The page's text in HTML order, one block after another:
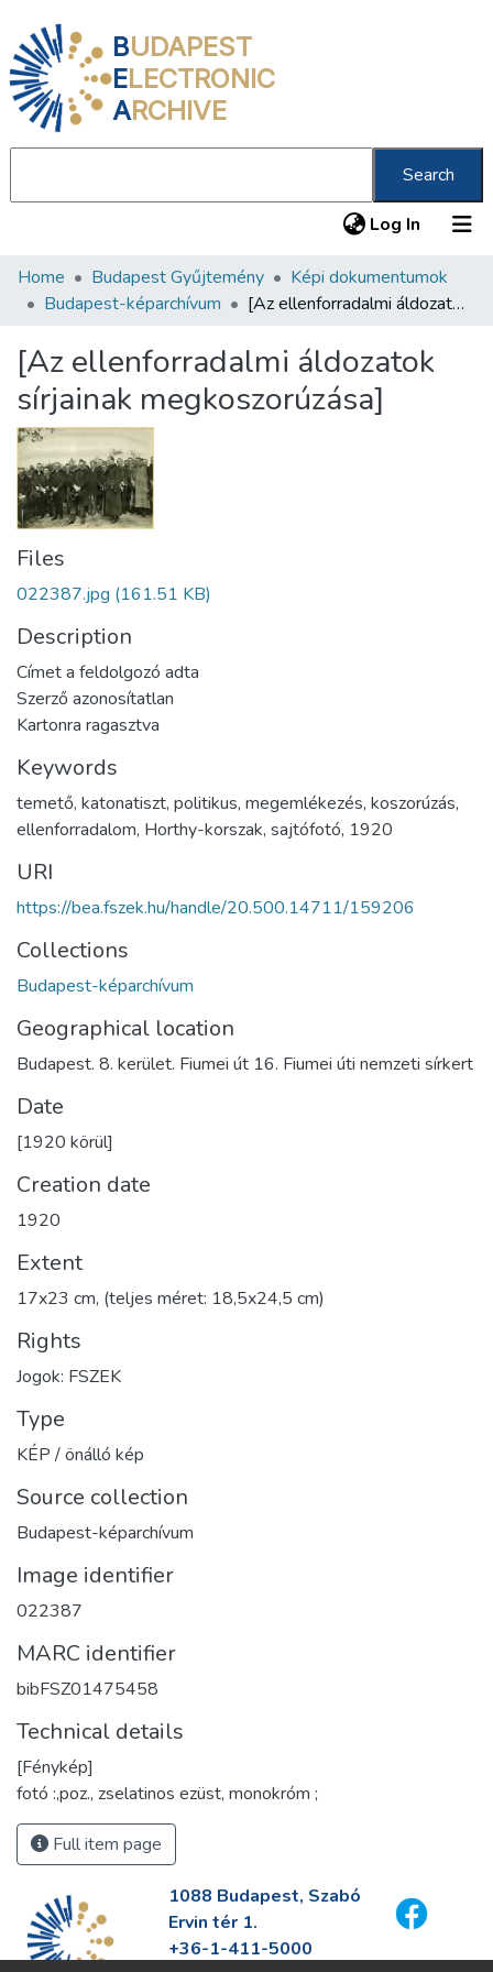
BUDAPEST
ELECTRONIC
ARCHIVE
Search
Log In (current)
Communities & Collections
Statistics
About us
Home Budapest Gyűjtemény
Képi dokumentumok
Budapest-képarchívum
[Az ellenforradalmi áldozatok sírjainak megkoszorúzása]
[Az ellenforradalmi áldozatok
sírjainak megkoszorúzása]
Files
022387.jpg (161.51 KB)
Description
Címet a feldolgozó adta
Szerző azonosítatlan
Kartonra ragasztva
Keywords
temető, katonatiszt, politikus, megemlékezés, koszorúzás,
ellenforradalom, Horthy-korszak, sajtófotó, 1920
URI
https://bea.fszek.hu/handle/20.500.14711/159206
Collections
Budapest-képarchívum
Geographical location
Budapest. 8. kerület. Fiumei út 16. Fiumei úti nemzeti sírkert
Date
[1920 körül]
Creation date
1920
Extent
17x23 cm, (teljes méret: 18,5x24,5 cm)
Rights
Jogok: FSZEK
Type
KÉP / önálló kép
Source collection
Budapest-képarchívum
Image identifier
022387
MARC identifier
bibFSZ01475458
Technical details
[Fénykép]
fotó :,poz., zselatinos ezüst, monokróm ;
Full item page
1088 Budapest, Szabó
Ervin tér 1.
+36-1-411-5000